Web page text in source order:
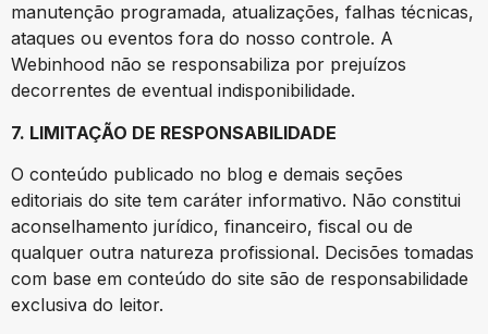
manutenção programada, atualizações, falhas técnicas,
ataques ou eventos fora do nosso controle. A
Webinhood não se responsabiliza por prejuízos
decorrentes de eventual indisponibilidade.
7. LIMITAÇÃO DE RESPONSABILIDADE
O conteúdo publicado no blog e demais seções
editoriais do site tem caráter informativo. Não constitui
aconselhamento jurídico, financeiro, fiscal ou de
qualquer outra natureza profissional. Decisões tomadas
com base em conteúdo do site são de responsabilidade
exclusiva do leitor.